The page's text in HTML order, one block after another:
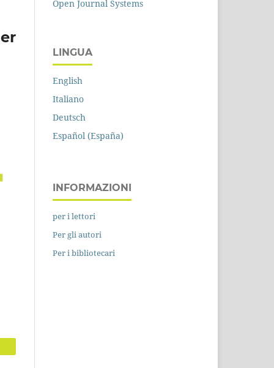
Open Journal Systems
LINGUA
English
Italiano
Deutsch
Español (España)
INFORMAZIONI
per i lettori
Per gli autori
Per i bibliotecari